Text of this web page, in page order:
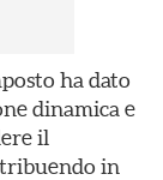
ha dato
dinamica e
il
in